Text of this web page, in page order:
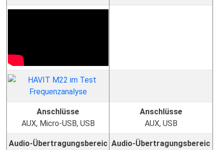
Anschlüsse
AUX, Micro-USB, USB
Anschlüsse
AUX, USB
Audio-Übertragungsbereic Audio-Übertragungsbereic